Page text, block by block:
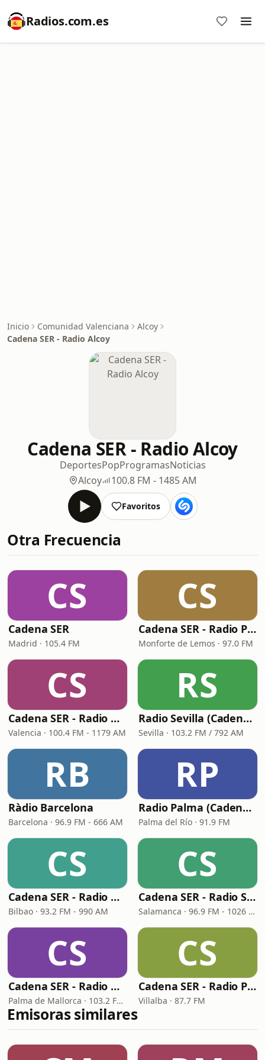
Radios.com.es
Inicio Comunidad Valenciana
Alcoy
Cadena SER - Radio Alcoy
Cadena SER - Radio Alcoy
DeportesPopProgramasNoticias
Alcoy
100.8 FM - 1485 AM
Favoritos
Otra Frecuencia
CS
Cadena SER
Madrid · 105.4 FM
CS
Cadena SER - Radio Principal Monforte
Monforte de Lemos · 97.0 FM
CS
Cadena SER - Radio Valencia
Valencia · 100.4 FM - 1179 AM
RS
Radio Sevilla (Cadena SER)
Sevilla · 103.2 FM / 792 AM
RB
Ràdio Barcelona
Barcelona · 96.9 FM - 666 AM
RP
Radio Palma (Cadena SER)
Palma del Río · 91.9 FM
CS
Cadena SER - Radio Bilbao
Bilbao · 93.2 FM - 990 AM
CS
Cadena SER - Radio Salamanca
Salamanca · 96.9 FM - 1026 AM
CS
Cadena SER - Radio Mallorca
Palma de Mallorca · 103.2 FM, 1080 AM
CS
Cadena SER - Radio Principal Vilalba
Villalba · 87.7 FM
Emisoras similares